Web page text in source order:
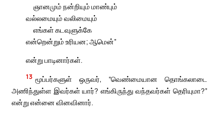
ஞானமும் நன்றியும் மாண்பும்
வல்லமையும் வலிமையும்
எங்கள் கடவுளுக்கே
என்றென்றும் உரியன; ஆமென்”
என்று பாடினார்கள்.
13 மூப்பர்களுள் ஒருவர், “வெண்மையான தொங்கலாடை
அணிந்துள்ள இவர்கள் யார்? எங்கிருந்து வந்தவர்கள் தெரியுமா?”
என்று என்னை வினவினார்.